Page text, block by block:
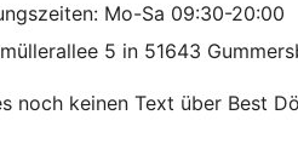
Mo-Sa 09:30-20:00
5 in 51643
noch keinen Text über Best